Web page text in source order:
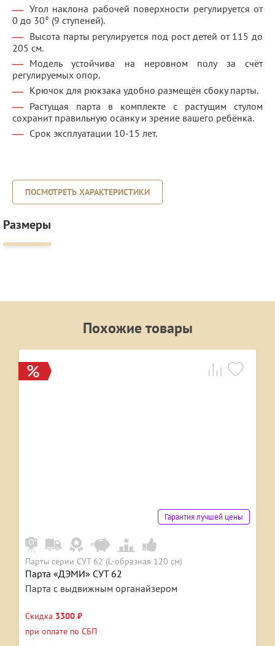
Угол наклона рабочей поверхности регулируется от
0 до 30° (9 ступеней).
Высота парты регулируется под рост детей от 115 до
205 см.
Модель устойчива на неровном полу за счёт
регулируемых опор.
Крючок для рюкзака удобно размещён сбоку парты.
Растущая парта в комплекте с растущим стулом
сохранит правильную осанку и зрение вашего ребёнка.
Срок эксплуатации 10-15 лет.
ПОСМОТРЕТЬ ХАРАКТЕРИСТИКИ
Размеры
Похожие товары
Гарантия лучшей цены
Парты серии СУТ 62 (L-образная 120 см)
Парта «ДЭМИ» СУТ 62
Парта с выдвижным органайзером
Скидка 3300 ₽
при оплате по СБП